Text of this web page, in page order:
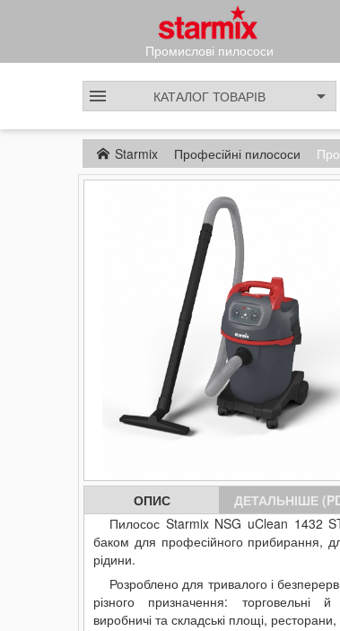
Промислові пилососи
КАТАЛОГ ТОВАРІВ
Starmix Професійні пилососи
ОПИС ДЕТАЛЬНІШЕ
Пилосос Starmix NSG uClean 1432
баком для професійного прибирання,
рідини.
Розроблено для тривалого і
різного призначення: торговельні
виробничі та складські площі,